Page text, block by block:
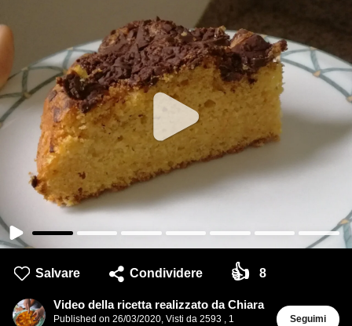
Salvare Condividere 👍 8
Video della ricetta realizzato da Chiara
Published on 26/03/2020, Visti da 2593 , 1
Seguimi